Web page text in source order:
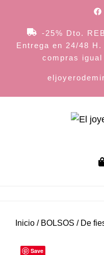
content
-25% Dto.
Entrega en 24/48
compras
Inicio / BOLSOS / De
Save